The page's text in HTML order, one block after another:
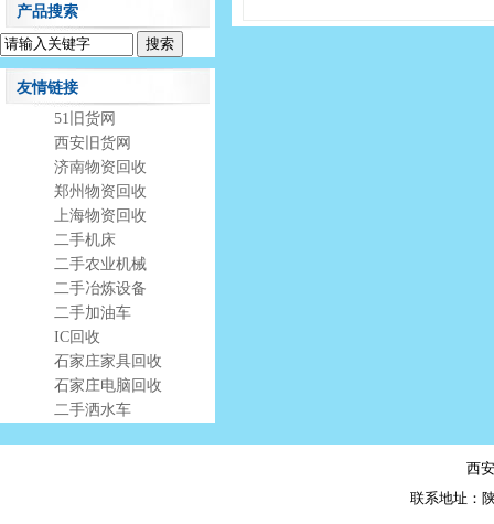
产品搜索
友情链接
51旧货网
西安旧货网
济南物资回收
郑州物资回收
上海物资回收
二手机床
二手农业机械
二手冶炼设备
二手加油车
IC回收
石家庄家具回收
石家庄电脑回收
二手洒水车
西
联系地址：